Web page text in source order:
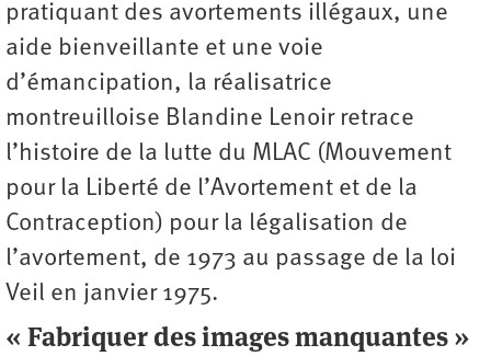
pratiquant des avortements illégaux, une
aide bienveillante et une voie
d’émancipation, la réalisatrice
montreuilloise Blandine Lenoir retrace
l’histoire de la lutte du MLAC (Mouvement
pour la Liberté de l’Avortement et de la
Contraception) pour la légalisation de
l’avortement, de 1973 au passage de la loi
Veil en janvier 1975.
« Fabriquer des images manquantes »